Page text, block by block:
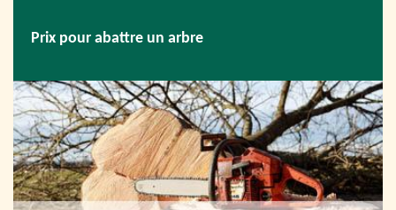
Prix pour abattre un arbre